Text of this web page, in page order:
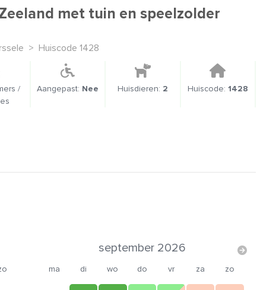
met tuin en speelzolder
> Huiscode 1428
/
Aangepast: Nee Huisdieren: 2 Huiscode: 1428
september 2026
ma di wo do vr za zo